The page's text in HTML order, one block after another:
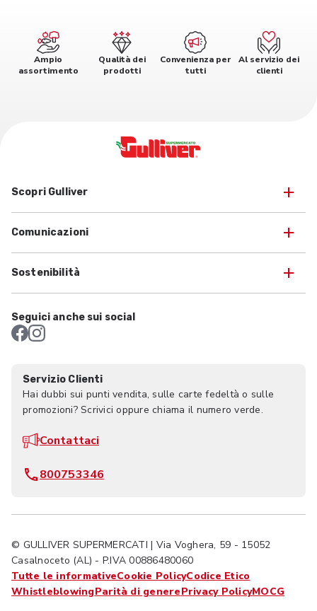
Ampio
assortimento
Qualità dei
prodotti
Convenienza per
tutti
Al servizio dei
clienti
Scopri Gulliver
Comunicazioni
Sostenibilità
Seguici anche sui social
Servizio Clienti
Hai dubbi sui punti vendita, sulle carte fedeltà o sulle
promozioni? Scrivici oppure chiama il numero verde.
Contattaci
800753346
© GULLIVER SUPERMERCATI | Via Voghera, 59 - 15052
Casalnoceto (AL) - P.IVA 00886480060
Tutte le informativeCookie PolicyCodice Etico
WhistleblowingParità di generePrivacy PolicyMOCG